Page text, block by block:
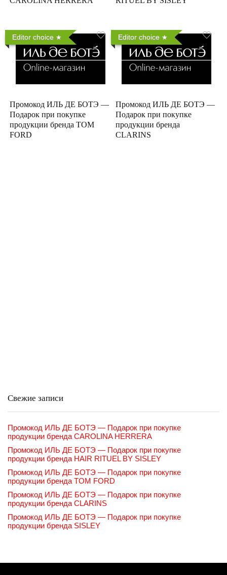
Editor choice
Промокод ИЛЬ ДЕ БОТЭ —
Подарок при покупке
продукции бренда TOM
FORD
Editor choice
Промокод ИЛЬ ДЕ БОТЭ —
Подарок при покупке
продукции бренда
CLARINS
Свежие записи
Промокод ИЛЬ ДЕ БОТЭ — Подарок при покупке
продукции бренда CAROLINA HERRERA
Промокод ИЛЬ ДЕ БОТЭ — Подарок при покупке
продукции бренда HAIR RITUEL BY SISLEY
Промокод ИЛЬ ДЕ БОТЭ — Подарок при покупке
продукции бренда TOM FORD
Промокод ИЛЬ ДЕ БОТЭ — Подарок при покупке
продукции бренда CLARINS
Промокод ИЛЬ ДЕ БОТЭ — Подарок при покупке
продукции бренда SISLEY